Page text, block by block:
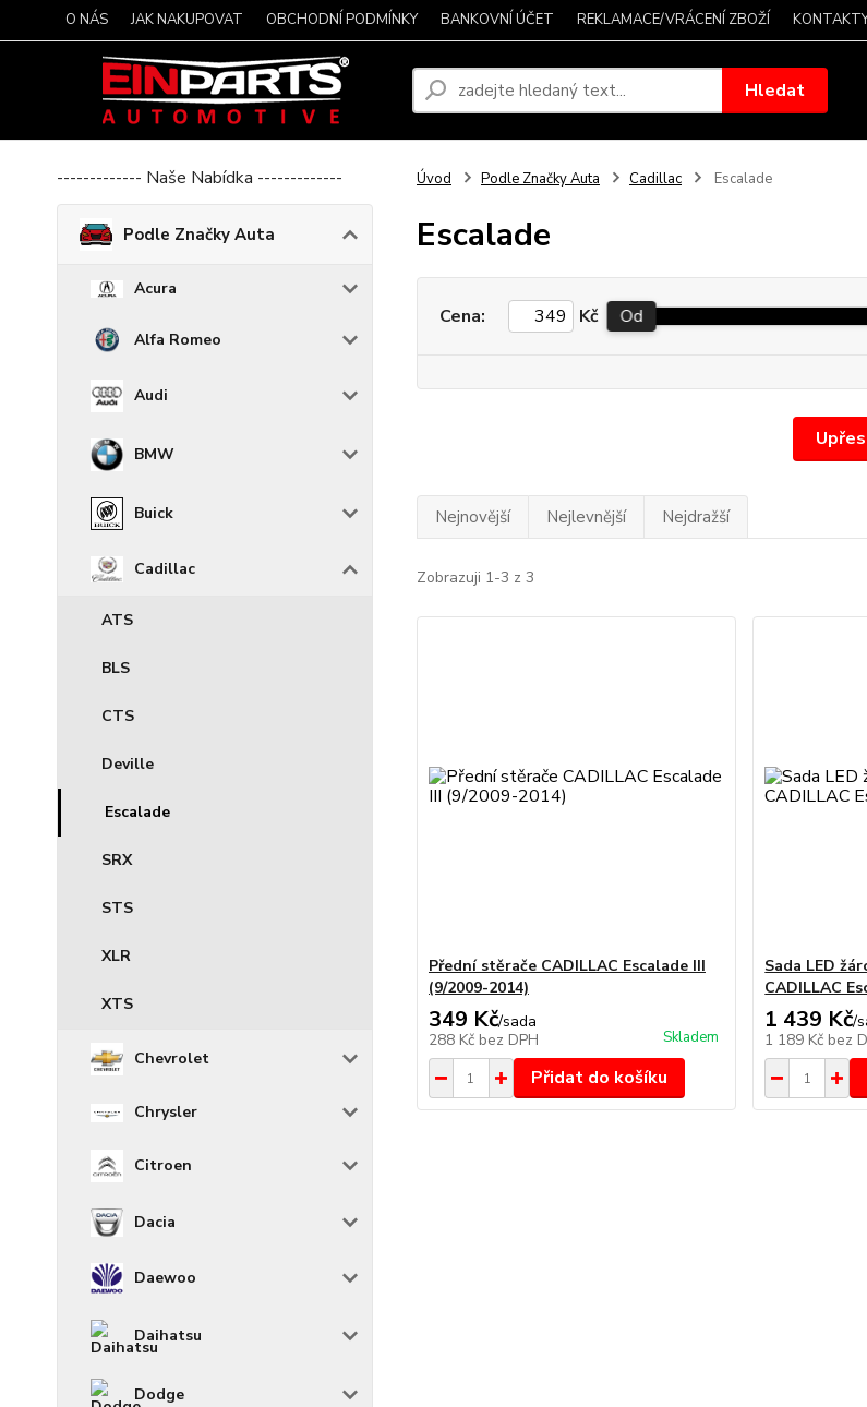
O NÁS JAK NAKUPOVAT OBCHODNÍ PODMÍNKY BANKOVNÍ ÚČET REKLAMACE/VRÁCENÍ ZBOŽÍ
Hledat
------------- Naše Nabídka -------------
Podle Značky Auta
Acura
Alfa Romeo
Audi
BMW
Buick
Cadillac
ATS
BLS
CTS
Deville
Escalade
SRX
STS
XLR
XTS
Chevrolet
Chrysler
Citroen
Dacia
Daewoo
Daihatsu
Dodge
Úvod Podle Značky Auta Cadillac Escalade
Escalade
Cena: Kč Od
Nejnovější Nejlevnější Nejdražší
Zobrazuji 1-3 z 3
Přední stěrače CADILLAC Escalade III
(9/2009-2014)
349 Kč/sada
288 Kč bez DPH Skladem
Přidat do košíku
Sada LED
CADILLAC
1 439 Kč/
1 189 Kč bez